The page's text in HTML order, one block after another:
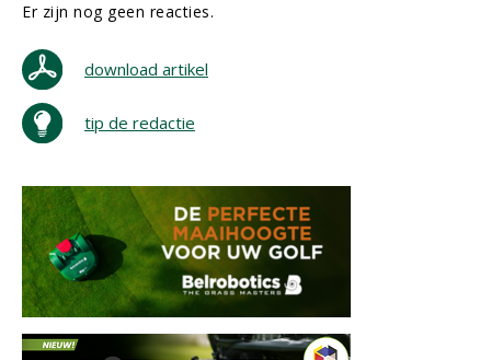
Er zijn nog geen reacties.
download artikel
tip de redactie